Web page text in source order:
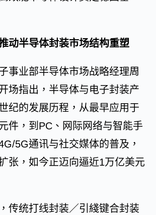
动半导体封装市场结构重塑
事业部半导体市场战略经理周
场指出，半导体与电子封装产
纪的发展历程，从最早应用于
件，到PC、网际网络与智能手
5G通讯与社交媒体的普及，
张，如今正迈向逼近1万亿美元
传统打线封装／引綫键合封装